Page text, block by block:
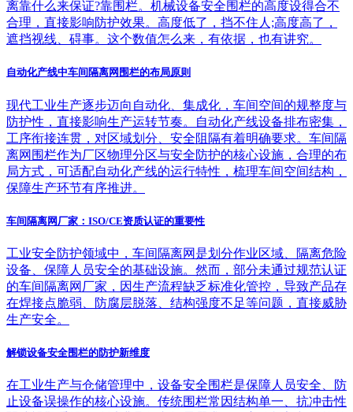
离靠什么来保证?靠围栏。机械设备安全围栏的高度设得合不
合理，直接影响防护效果。高度低了，挡不住人;高度高了，
遮挡视线、碍事。这个数值怎么来，有依据，也有讲究。
自动化产线中车间隔离网围栏的布局原则
现代工业生产逐步迈向自动化、集成化，车间空间的规整度与
防护性，直接影响生产运转节奏。自动化产线设备排布密集，
工序衔接连贯，对区域划分、安全阻隔有着明确要求。车间隔
离网围栏作为厂区物理分区与安全防护的核心设施，合理的布
局方式，可适配自动化产线的运行特性，梳理车间空间结构，
保障生产环节有序推进。
车间隔离网厂家：ISO/CE资质认证的重要性
工业安全防护领域中，车间隔离网是划分作业区域、隔离危险
设备、保障人员安全的基础设施。然而，部分未通过规范认证
的车间隔离网厂家，因生产流程缺乏标准化管控，导致产品存
在焊接点脆弱、防腐层脱落、结构强度不足等问题，直接威胁
生产安全。
解锁设备安全围栏的防护新维度
在工业生产与仓储管理中，设备安全围栏是保障人员安全、防
止设备误操作的核心设施。传统围栏常因结构单一、抗冲击性